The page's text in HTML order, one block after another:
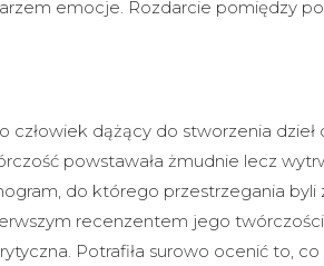
emocje. Rozdarcie pomiędzy
dążący do stworzenia dzieł
powstawała żmudnie lecz
do którego przestrzegania byli
recenzentem jego twórczości
Potrafiła surowo ocenić to, co